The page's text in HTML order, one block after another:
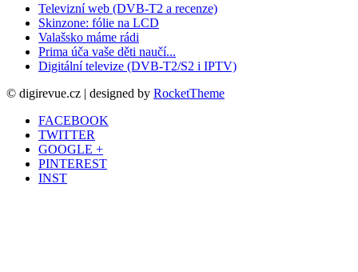
Televizní web (DVB-T2 a recenze)
Skinzone: fólie na LCD
Valašsko máme rádi
Prima úča vaše děti naučí...
Digitální televize (DVB-T2/S2 i IPTV)
© digirevue.cz | designed by RocketTheme
FACEBOOK
TWITTER
GOOGLE +
PINTEREST
INST